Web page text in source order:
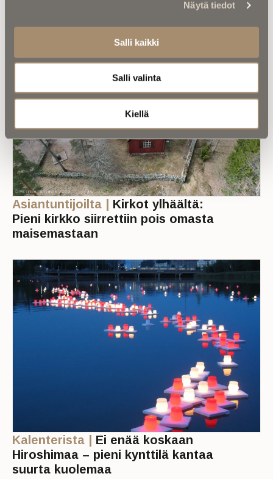
Näytä tiedot
Salli kaikki
Salli valinta
Kiellä
Asiantuntijoilta | Kirkot ylhäältä:
Pieni kirkko siirrettiin pois omasta
maisemastaan
Kalenterista | Ei enää koskaan
Hiroshimaa – pieni kynttilä kantaa
suurta kuolemaa